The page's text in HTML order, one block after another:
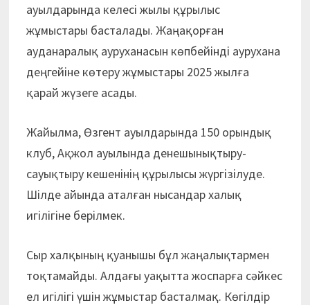
ауылдарында келесі жылы құрылыс
жұмыстары басталады. Жаңақорған
ауданаралық ауруханасын көпбейінді аурухана
деңгейіне көтеру жұмыстары 2025 жылға
қарай жүзеге асады.
Жайылма, Өзгент ауылдарында 150 орындық
клуб, Ақжол ауылында денешынықтыру-
сауықтыру кешенінің құрылысы жүргізілуде.
Шілде айында аталған нысандар халық
игілігіне берілмек.
Сыр халқының қуанышы бұл жаңалықтармен
тоқтамайды. Алдағы уақытта жоспарға сәйкес
ел игілігі үшін жұмыс­тар басталмақ. Көгілдір